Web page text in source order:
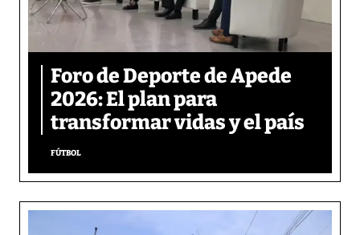
Foro de Deporte de Apede
2026: El plan para
transformar vidas y el país
FÚTBOL